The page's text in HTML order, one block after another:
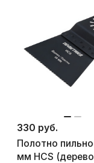
330 руб.
Полотно
мм HCS